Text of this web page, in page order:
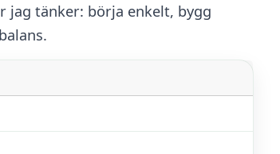
jag tänker: börja enkelt, bygg